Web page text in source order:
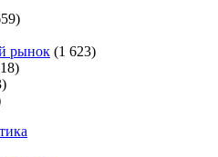
рынок (1 623)